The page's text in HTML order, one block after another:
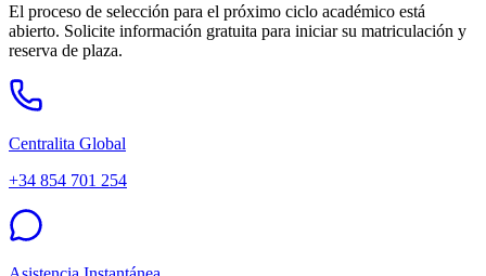
El proceso de selección para el próximo ciclo académico está
abierto. Solicite información gratuita para iniciar su matriculación y
reserva de plaza.
Centralita Global
+34 854 701 254